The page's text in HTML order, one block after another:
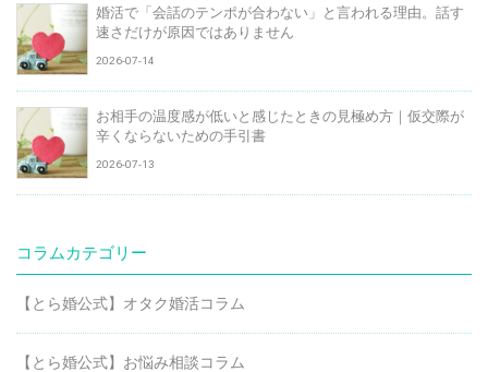
婚活で「会話のテンポが合わない」と言われる理由。話す
速さだけが原因ではありません
2026-07-14
お相手の温度感が低いと感じたときの見極め方｜仮交際が
辛くならないための手引書
2026-07-13
コラムカテゴリー
【とら婚公式】オタク婚活コラム
【とら婚公式】お悩み相談コラム